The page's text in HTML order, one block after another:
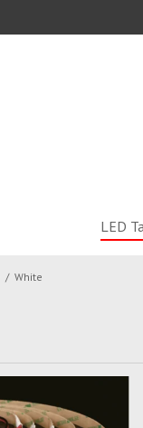
LED
/ White